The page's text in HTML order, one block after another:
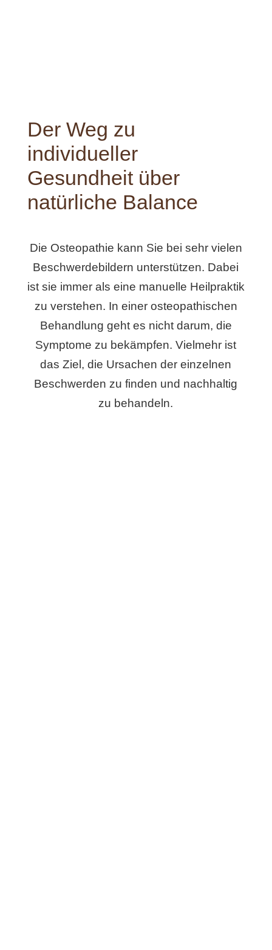
Der Weg zu
individueller
Gesundheit über
natürliche Balance
Die Osteopathie kann Sie bei sehr vielen
Beschwerdebildern unterstützen. Dabei
ist sie immer als eine manuelle Heilpraktik
zu verstehen. In einer osteopathischen
Behandlung geht es nicht darum, die
Symptome zu bekämpfen. Vielmehr ist
das Ziel, die Ursachen der einzelnen
Beschwerden zu finden und nachhaltig
zu behandeln.